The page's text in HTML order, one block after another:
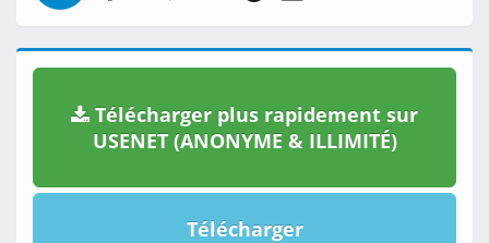
Télécharger plus rapidement sur
USENET (ANONYME & ILLIMITÉ)
Télécharger